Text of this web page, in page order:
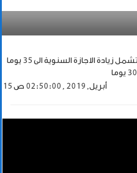
الشاهين: تعديلات قانون العمل الاهلي تشمل زيادة الاجازة السنوية الى 35 يوما
15 أبريل, 2019 , 02:50:00 ص